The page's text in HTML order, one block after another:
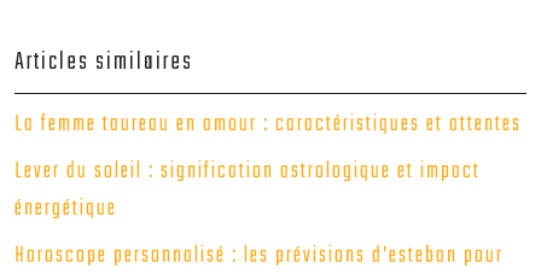
Articles similaires
La femme taureau en amour : caractéristiques et attentes
Lever du soleil : signification astrologique et impact
énergétique
Horoscope personnalisé : les prévisions d’esteban pour